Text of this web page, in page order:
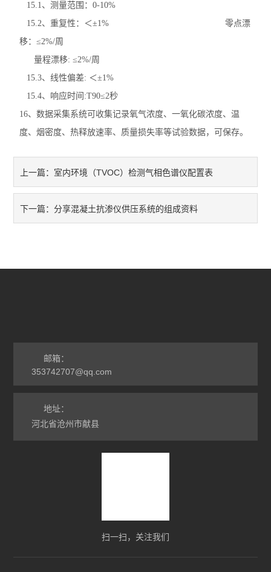
15.1、测量范围：0-10%
15.2、重复性：＜±1% 零点漂
移：≤2%/周
量程漂移: ≤2%/周
15.3、线性偏差: ＜±1%
15.4、响应时间:T90≤2秒
16、数据采集系统可收集记录氧气浓度、一氧化碳浓度、温
度、烟密度、热释放速率、质量损失率等试验数据，可保存。
上一篇： 室内环境（TVOC）检测气相色谱仪配置表
下一篇：分享混凝土抗渗仪供压系统的组成资料
邮箱：
353742707@qq.com
地址：
河北省沧州市献县
扫一扫，关注我们